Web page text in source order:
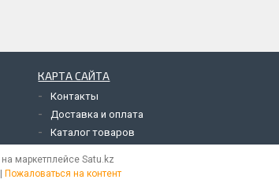
КАРТА САЙТА
Контакты
Доставка и оплата
Каталог товаров
маркетплейсе Satu.kz
ТОО "Вернал" | Пожаловаться на контент